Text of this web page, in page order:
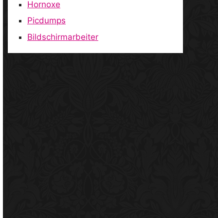
Hornoxe
Picdumps
Bildschirmarbeiter